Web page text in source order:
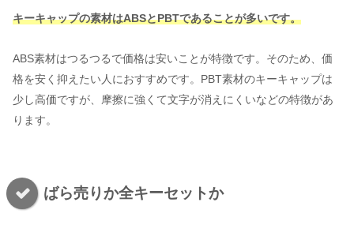
キーキャップの素材はABSとPBTであることが多いです。
ABS素材はつるつるで価格は安いことが特徴です。そのため、価
格を安く抑えたい人におすすめです。PBT素材のキーキャップは
少し高価ですが、摩擦に強くて文字が消えにくいなどの特徴があ
ります。
ばら売りか全キーセットか